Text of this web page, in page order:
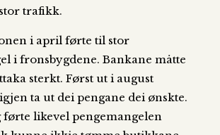
trafikk.
i april førte til stor
i fronsbygdene. Bankane måtte
sterkt. Først ut i august
ta ut dei pengane dei ønskte.
førte likevel pengemangelen